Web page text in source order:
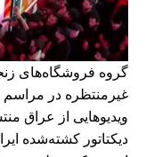
گروه فروشگاه‌های
غیرمنتظره در
ویدیوهایی از عراق
دیکتاتور کشته‌شده